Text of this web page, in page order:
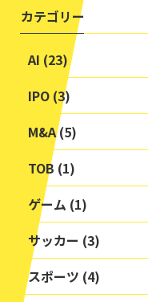
カテゴリー
AI (23)
IPO (3)
M&A (5)
TOB (1)
ゲーム (1)
サッカー (3)
スポーツ (4)